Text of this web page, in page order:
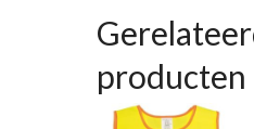
producten